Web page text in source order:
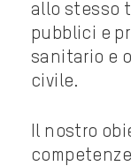
allo stesso
pubblici e
sanitario e
civile.
Il nostro